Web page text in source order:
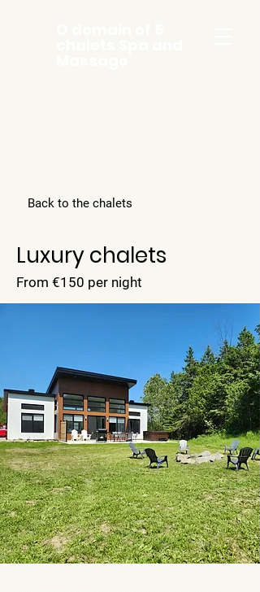
Back to the chalets
Luxury chalets
From €150 per night